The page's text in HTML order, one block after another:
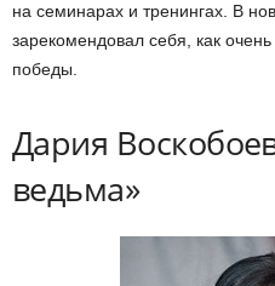
на семинарах и тренингах. В
зарекомендовал себя, как
победы.
Дария
ведьма»